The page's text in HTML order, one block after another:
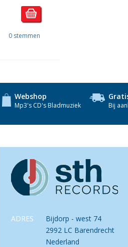
0 stemmen
Webshop
Mp3's CD's Bladmuziek Bij
ADRES
Bijdorp - west 74
2992 LC Barendrecht
Nederland